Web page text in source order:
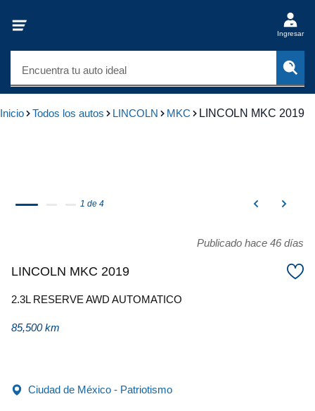
Ingresar
Encuentra tu auto ideal
Inicio Todos los autos LINCOLN MKC LINCOLN MKC 2019
1 de 4
Publicado hace 46 días
LINCOLN MKC 2019
2.3L RESERVE AWD AUTOMATICO
85,500 km
Ciudad de México - Patriotismo